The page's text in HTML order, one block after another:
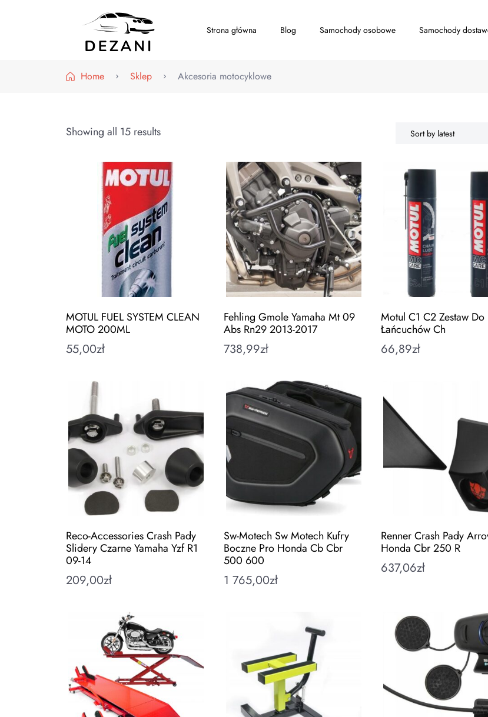
Strona główna Blog Samochody osobowe Samochody
Home Sklep Akcesoria motocyklowe
Showing all 15 results
MOTUL FUEL SYSTEM CLEAN
MOTO 200ML
55,00zł
Fehling Gmole Yamaha Mt 09
Abs Rn29 2013-2017
738,99zł
Motul C1 C2 Zestaw Do
Łańcuchów Ch
66,89zł
Reco-Accessories Crash Pady
Slidery Czarne Yamaha Yzf R1
09-14
209,00zł
Sw-Motech Sw Motech Kufry
Boczne Pro Honda Cb Cbr
500 600
1 765,00zł
Renner Crash Pady
Honda Cbr 250 R
637,06zł